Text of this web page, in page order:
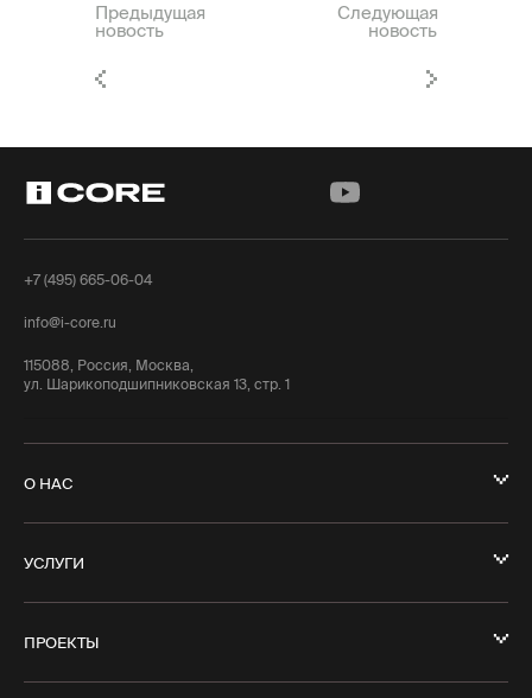
Предыдущая
новость
Следующая
новость
+7 (495) 665-06-04
info@i-core.ru
115088, Россия, Москва,
ул. Шарикоподшипниковская 13, стр. 1
О НАС
УСЛУГИ
ПРОЕКТЫ